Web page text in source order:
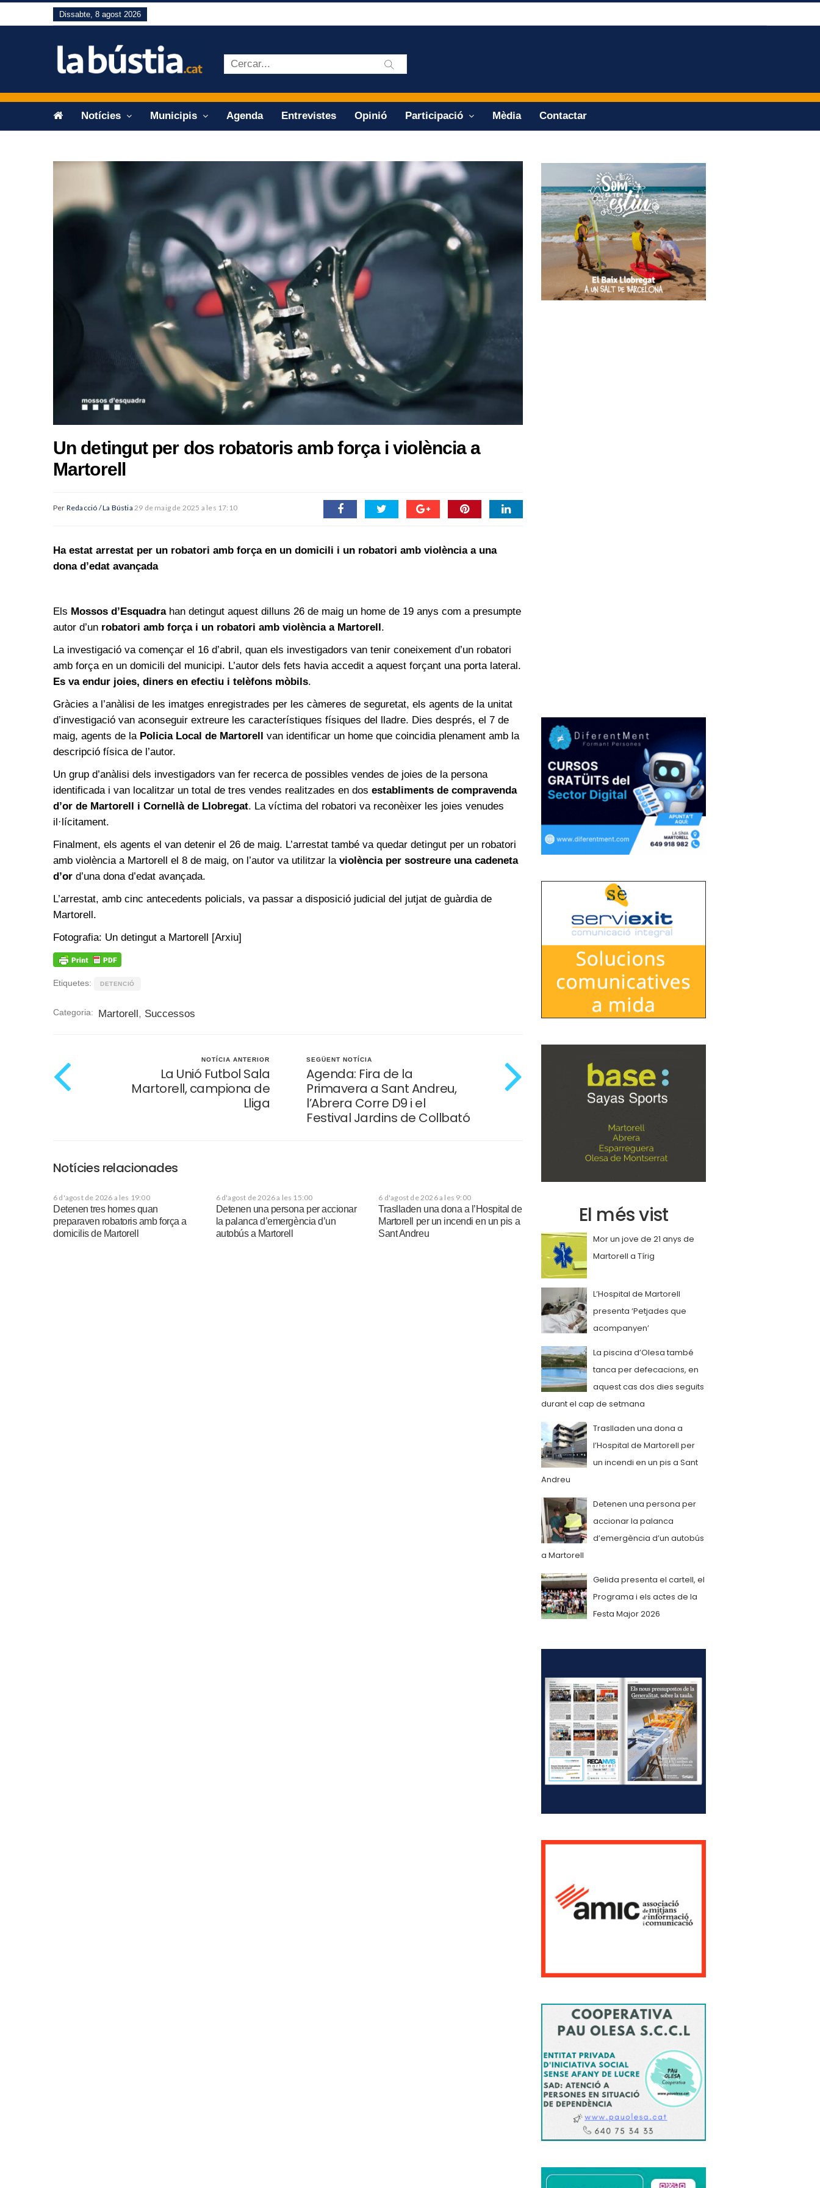
Dissabte, 8 agost 2026
Notícies Municipis Agenda Entrevistes Opinió Participació Mèdia Contactar
Un detingut per dos robatoris amb força i violència a
Martorell
Per Redacció / La Bústia 29 de maig de 2025 a les 17:10
Ha estat arrestat per un robatori amb força en un domicili i un robatori amb violència a una
dona d’edat avançada
Els Mossos d’Esquadrahan detingut aquest dilluns 26 de maig un home de 19 anys com a presumpte
autor d’un robatori amb força i un robatori amb violència a Martorell .
La investigació va començar el 16 d’abril, quan els investigadors van tenir coneixement d’un robatori
amb força en un domicili del municipi. L’autor dels fets havia accedit a aquest forçant una porta lateral.
Es va endur joies, diners en efectiu i telèfons mòbils.
Gràcies a l’anàlisi de les imatges enregistrades per les càmeres de seguretat, els agents de la unitat
d’investigació van aconseguir extreure les característiques físiques del lladre. Dies després, el 7 de
maig, agents de laPolicia Local de Martorell
van identificar un home que coincidia plenament amb la
descripció física de l’autor.
Un grup d’anàlisi dels investigadors van fer recerca de possibles vendes de joies de la persona
identificada i van localitzar un total de tres vendes realitzades en dos establiments de compravenda
d’or de Martorell i Cornellà de Llobregat. La víctima del robatori va reconèixer les joies venudes
il·lícitament.
Finalment, els agents el van detenir el 26 de maig. L’arrestat també va quedar detingut per un robatori
amb violència a Martorell el 8 de maig, on l’autor va utilitzar la violència per sostreure una cadeneta
d’or d’una dona d’edat avançada.
L’arrestat, amb cinc antecedents policials, va passar a disposició judicial del jutjat de guàrdia de
Martorell.
Fotografia: Un detingut a Martorell [Arxiu]
Etiquetes: DETENCIÓ
Categoria: Martorell , Successos
NOTÍCIA ANTERIOR
La Unió Futbol Sala
Martorell, campiona de
Lliga
SEGÜENT NOTÍCIA
Agenda: Fira de la
Primavera a Sant Andreu,
l’Abrera Corre D9 i el
Festival Jardins de Collbató
Notícies relacionades
6 d'agost de 2026 a les 19:00
Detenen tres homes quan
preparaven robatoris amb força a
domicilis de Martorell
6 d'agost de 2026 a les 15:00
Detenen una persona per accionar
la palanca d’emergència d’un
autobús a Martorell
6 d'agost de 2026 a les 9:00
Traslladen una dona a l’Hospital de
Martorell per un incendi en un pis a
Sant Andreu
El més vist
Mor un jove de 21 anys de
Martorell a Tírig
L’Hospital de Martorell
presenta ‘Petjades que
acompanyen’
La piscina d’Olesa també
tanca per defecacions, en
aquest cas dos dies seguits
durant el cap de setmana
Traslladen una dona a
l’Hospital de Martorell per
un incendi en un pis a Sant
Andreu
Detenen una persona per
accionar la palanca
d’emergència d’un autobús
a Martorell
Gelida presenta el cartell, el
Programa i els actes de la
Festa Major 2026